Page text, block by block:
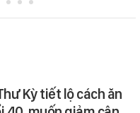
Kỳ tiết lộ cách ăn